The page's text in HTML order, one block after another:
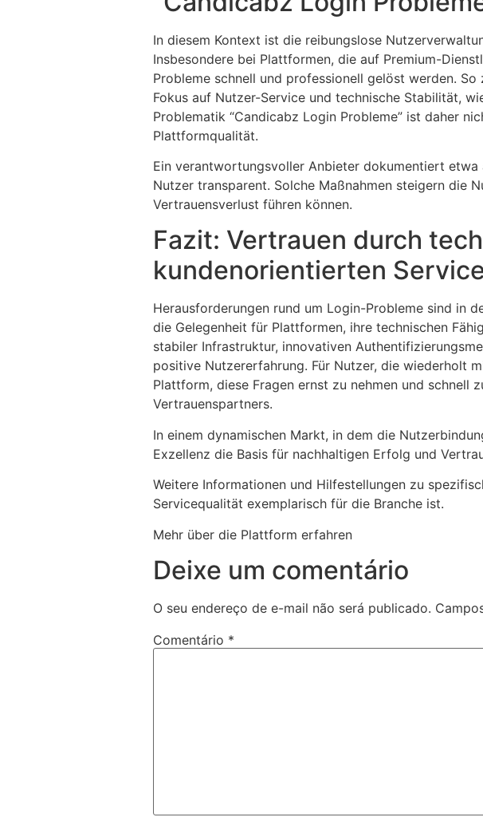
In diesem Kontext ist die reibungslose
Insbesondere bei Plattformen, die auf Premium-
Probleme schnell und professionell gelöst werden.
Fokus auf Nutzer-Service und technische Stabilität,
Problematik “Candicabz Login Probleme” ist daher
Plattformqualität.
Ein verantwortungsvoller Anbieter dokumentiert
Nutzer transparent. Solche Maßnahmen steigern die
Vertrauensverlust führen können.
Fazit: Vertrauen durch
kundenorientierten
Herausforderungen rund um Login-Probleme sind in
die Gelegenheit für Plattformen, ihre technischen
stabiler Infrastruktur, innovativen
positive Nutzererfahrung. Für Nutzer, die wiederholt
Plattform, diese Fragen ernst zu nehmen und schnell
Vertrauenspartners.
In einem dynamischen Markt, in dem die
Exzellenz die Basis für nachhaltigen Erfolg und
Weitere Informationen und Hilfestellungen zu
Servicequalität exemplarisch für die Branche ist.
Mehr über die Plattform erfahren
Deixe um comentário
O seu endereço de e-mail não será publicado.
Comentário *